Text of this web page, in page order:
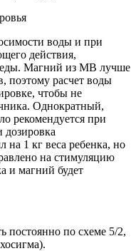
воды и при
действия,
еды. Магний из МВ лучше
поэтому расчет воды
чтобы не
Однократный,
рекомендуется при
на 1 кг веса ребенка, но
на стимуляцию
и магний будет
постоянно по схеме 5/2,